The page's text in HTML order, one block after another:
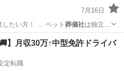
7月16日
を開業したい方！ … ペット 葬儀社は独立・
開業サポートとして… ジネスとして
… ト火葬車を使用した葬儀社開業を
儀社
】月収30万↑中型免許ドライバ
定転職